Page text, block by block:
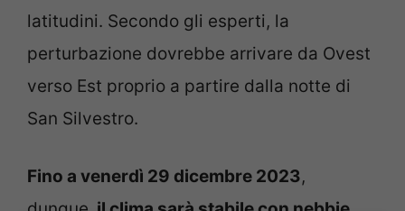
latitudini. Secondo gli esperti, la
perturbazione dovrebbe arrivare da Ovest
verso Est proprio a partire dalla notte di
San Silvestro.
Fino a venerdì 29 dicembre 2023,